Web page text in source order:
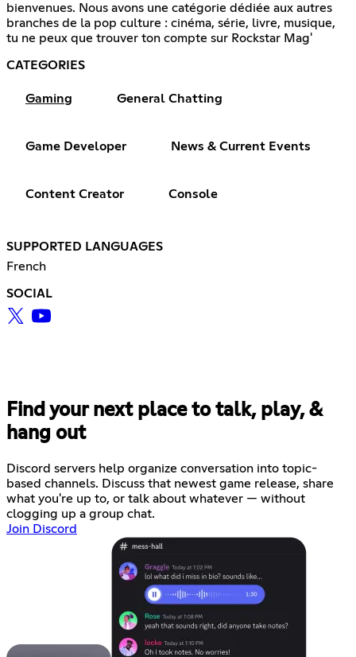
bienvenues. Nous avons une catégorie dédiée aux autres
branches de la pop culture : cinéma, série, livre, musique,
tu ne peux que trouver ton compte sur Rockstar Mag'
CATEGORIES
Gaming General Chatting
Game Developer News & Current Events
Content Creator Console
SUPPORTED LANGUAGES
French
SOCIAL
Find your next place to talk, play, &
hang out
Discord servers help organize conversation into topic-
based channels. Discuss that newest game release, share
what you're up to, or talk about whatever — without
clogging up a group chat.
Join Discord